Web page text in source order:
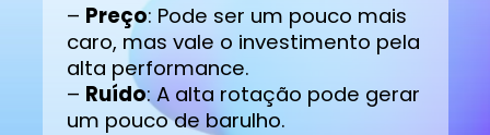
– Preço: Pode ser um pouco mais
caro, mas vale o investimento pela
alta performance.
– Ruído: A alta rotação pode gerar
um pouco de barulho.